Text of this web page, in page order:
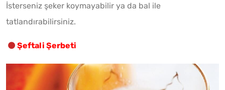
İsterseniz şeker koymayabilir ya da bal ile
tatlandırabilirsiniz.
Şeftali Şerbeti